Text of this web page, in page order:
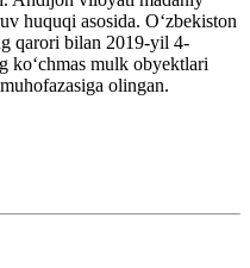
huquqi asosida. Oʻzbekiston
qarori bilan 2019-yil 4-
koʻchmas mulk obyektlari
olingan.